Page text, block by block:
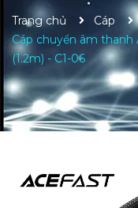
Trang chủ
Cáp
Cáp chuyển âm thanh
(1.2m) - C1-06